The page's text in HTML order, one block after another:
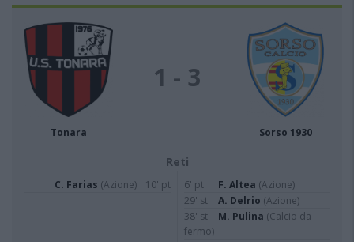
Tonara
1 - 3
Sorso 1930
Reti
C. Farias (Azione) 10' pt 6' pt F. Altea (Azione)
29' st
A. Delrio (Azione)
38' st
M. Pulina (Calcio da
fermo)